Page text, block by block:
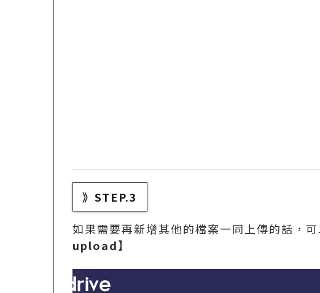
》STEP.3
如果需要再新增其他的檔案一同上傳的話，
upload】